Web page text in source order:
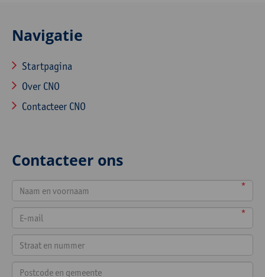
Navigatie
Startpagina
Over CNO
Contacteer CNO
Contacteer ons
*
*